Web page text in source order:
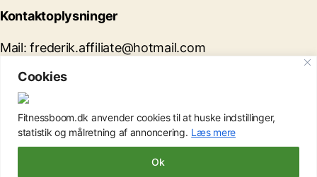
Cookies
Fitnessboom.dk anvender cookies til at huske indstillinger,
statistik og målretning af annoncering. Læs mere
Ok
Kontaktoplysninger
Mail: frederik.affiliate@hotmail.com
Adresse: Jyllandsgade 16, 1. 8 9000 Aalborg
CVR: 43275690